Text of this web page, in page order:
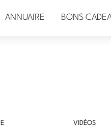
ANNUAIRE BONS
VIDÉOS